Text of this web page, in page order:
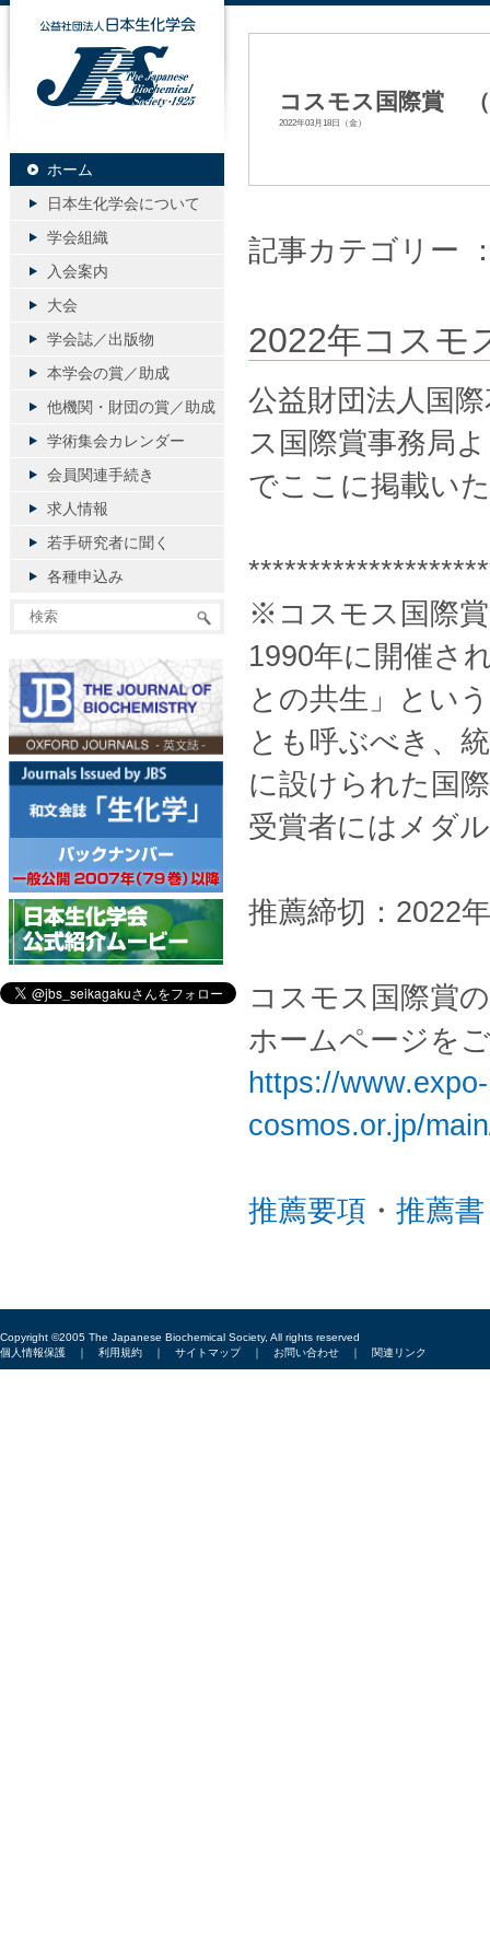
コスモス国際賞 （
2022年03月18日（金）
記事カテゴリー
2022年コスモ
公益財団法人国
ス国際賞事務局
でここに掲載い
※コスモス国際
1990年に開催さ
との共生」とい
とも呼ぶべき、
に設けられた国
受賞者にはメダ
推薦締切：2022
コスモス国際賞
ホームページを
https://www.expo-
cosmos.or.jp/
推薦要項 ・ 推薦書
公益社団法人日本生化学会
ホーム
日本生化学会について
学会組織
入会案内
大会
学会誌／出版物
本学会の賞／助成
他機関・財団の賞／助成
学術集会カレンダー
会員関連手続き
求人情報
若手研究者に聞く
各種申込み
Copyright ©2005 The Japanese Biochemical Society, All rights reserved
個人情報保護 ｜ 利用規約 ｜ サイトマップ｜ お問い合わせ ｜ 関連リンク